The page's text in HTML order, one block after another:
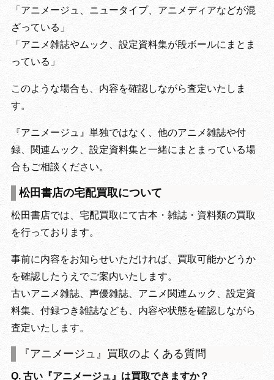
「アニメージュ、ニュータイプ、アニメディアなどが混
ざっている」
「アニメ雑誌やムック、設定資料集が段ボールにまとま
っている」
このような場合も、内容を確認しながら査定いたしま
す。
『アニメージュ』単独ではなく、他のアニメ雑誌や付
録、関連ムック、設定資料集と一緒にまとまっている場
合もご相談ください。
松田書店の宅配買取について
松田書店では、宅配買取にて古本・雑誌・資料類の買取
を行っております。
事前に内容をお知らせいただければ、買取可能かどうか
を確認したうえでご案内いたします。
古いアニメ雑誌、声優雑誌、アニメ関連ムック、設定資
料集、付録つき雑誌なども、内容や状態を確認しながら
査定いたします。
『アニメージュ』買取のよくある質問
Q. 古い『アニメージュ』は買取できますか？